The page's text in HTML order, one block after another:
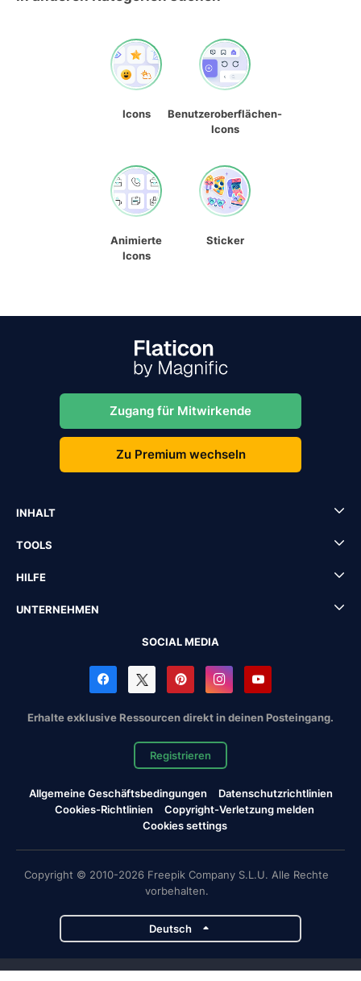
Icons
Benutzeroberflächen-
Icons
Animierte
Icons
Sticker
Zugang für Mitwirkende
Zu Premium wechseln
INHALT
TOOLS
HILFE
UNTERNEHMEN
SOCIAL MEDIA
Erhalte exklusive Ressourcen direkt in deinen Posteingang.
Registrieren
Allgemeine Geschäftsbedingungen
Datenschutzrichtlinien
Cookies-Richtlinien
Copyright-Verletzung melden
Cookies settings
Copyright © 2010-2026 Freepik Company S.L.U. Alle Rechte
vorbehalten.
Deutsch